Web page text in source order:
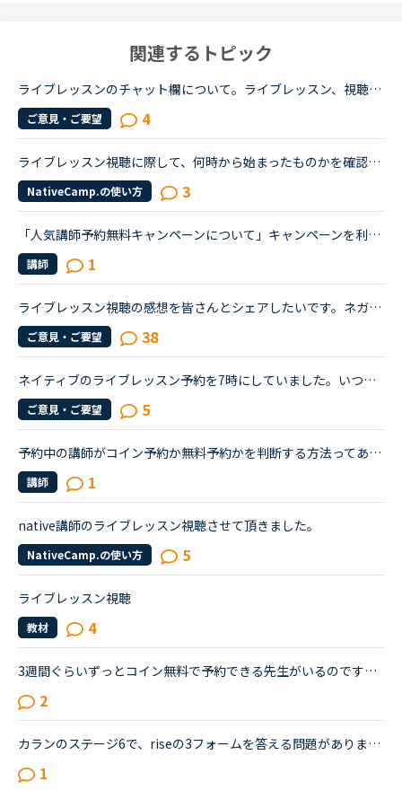
関連するトピック
ライブレッスンのチャット欄について。ライブレッスン、視聴者、受講者ともに体験してみました。結構楽しかったのですが、視聴者側の時に現れたチャットの存在意義がわかりません。受講者も先生も視聴者チャット...
ご意見・ご要望 4
ライブレッスン視聴に際して、何時から始まったものかを確認できますか？視聴をしてみようと思いましたが、入室後すぐに終わってしまったらどうしようと思い、入室をためらってしまいました。視聴したいレッスン...
NativeCamp.の使い方 3
「人気講師予約無料キャンペーンについて」キャンペーンを利用して、初めて受講する講師の授業を予約しました。そしてその後再びその講師の予約サイトに戻ったところ、他の時間帯の授業も予約無料の赤印がまだつ...
講師 1
ライブレッスン視聴の感想を皆さんとシェアしたいです。ネガティブコメントは直接NCに伝えるとして、笑ポジティブなコメントを聞きたいです。私の感想は、今キャンペーン期間でなので40円で受けた事のない先生の...
ご意見・ご要望 38
ネイティブのライブレッスン予約を7時にしていました。いつもiPadで受講していますが、「予約に進む」以降が進めません。これは他の方がおっしゃっている、PCからだとネイティブのライブレッスンが視聴出来たと言...
ご意見・ご要望 5
予約中の講師がコイン予約か無料予約かを判断する方法ってあるのでしょうか？新人講師のため無料で予約できた、という認識の予約が1件あります。本日、お気に入りの他の講師のスケジュールが公開されたので、同じ...
講師 1
native講師のライブレッスン視聴させて頂きました。
NativeCamp.の使い方 5
ライブレッスン視聴
教材 4
3週間ぐらいずっとコイン無料で予約できる先生がいるのですが、この先生はインセンティブをもらっているのでしょうか？それともスタンバイクラスと同じ扱いですか？また、ずっと無料で予約できる先生はどのような...
2
カランのステージ6で、riseの3フォームを答える問題がありました。NewWorkのListenで講師に「ライセン」(カタカナ発音表記ですみません)と言われて「？？？」となりましたが、なんどか聞き取れないでいるうちに、...
1